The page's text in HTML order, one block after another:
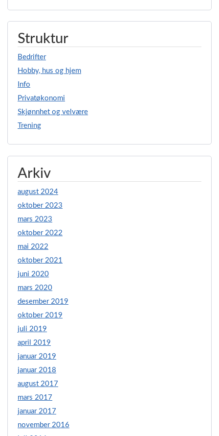
Struktur
Bedrifter
Hobby, hus og hjem
Info
Privatøkonomi
Skjønnhet og velvære
Trening
Arkiv
august 2024
oktober 2023
mars 2023
oktober 2022
mai 2022
oktober 2021
juni 2020
mars 2020
desember 2019
oktober 2019
juli 2019
april 2019
januar 2019
januar 2018
august 2017
mars 2017
januar 2017
november 2016